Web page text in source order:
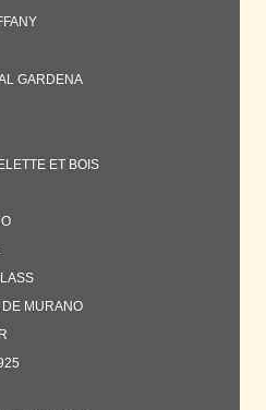
GARDENA
ET BOIS
MURANO